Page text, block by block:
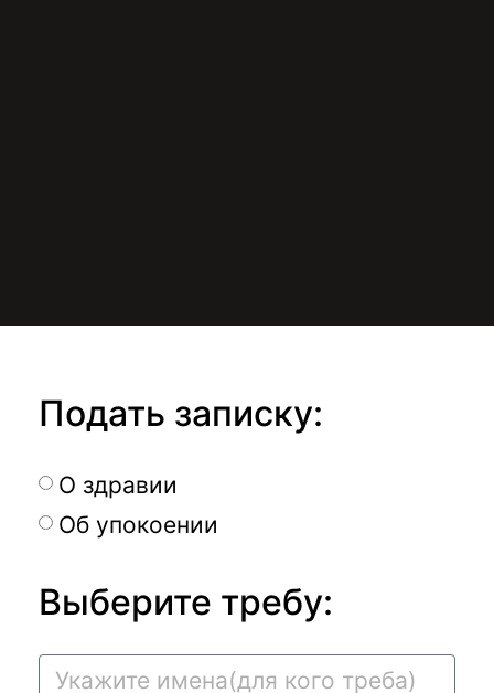
Подать записку:
О здравии
Об упокоении
Выберите требу: